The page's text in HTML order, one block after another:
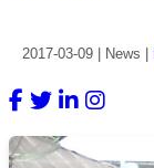
2017-03-09 News